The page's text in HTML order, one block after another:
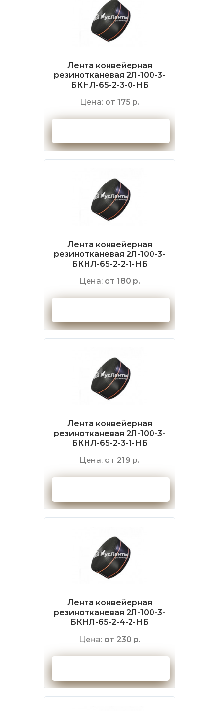
Лента конвейерная
резинотканевая 2Л-100-3-
БКНЛ-65-2-3-0-НБ
Цена: от 175 р.
Лента конвейерная
резинотканевая 2Л-100-3-
БКНЛ-65-2-2-1-НБ
Цена: от 180 р.
Лента конвейерная
резинотканевая 2Л-100-3-
БКНЛ-65-2-3-1-НБ
Цена: от 219 р.
Лента конвейерная
резинотканевая 2Л-100-3-
БКНЛ-65-2-4-2-НБ
Цена: от 230 р.